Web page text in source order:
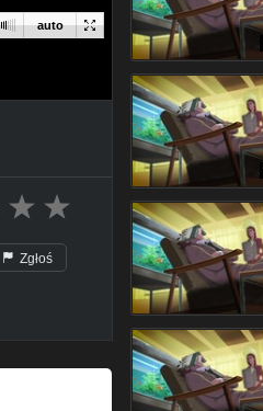
auto
Zgłoś